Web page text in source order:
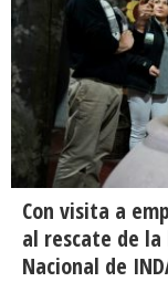
Con visita a
al rescate de
Nacional de